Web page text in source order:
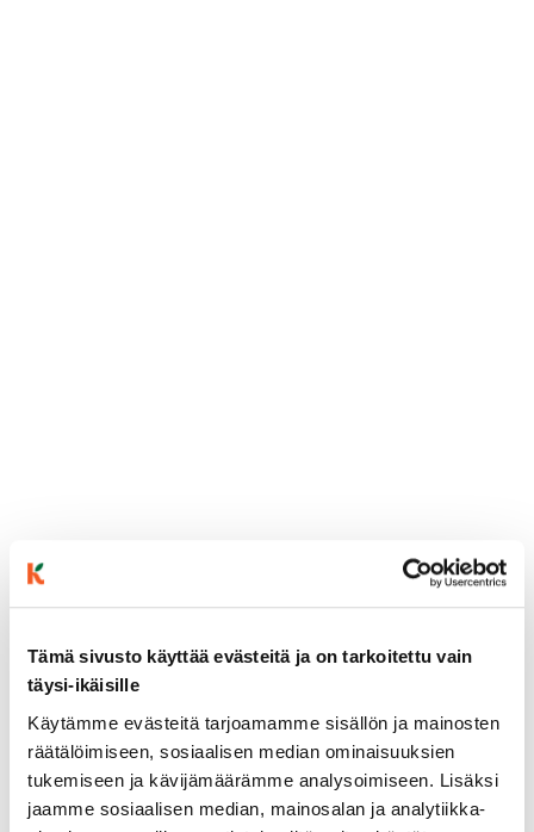
Tämä sivusto käyttää evästeitä ja on tarkoitettu vain
täysi-ikäisille
Käytämme evästeitä tarjoamamme sisällön ja mainosten
räätälöimiseen, sosiaalisen median ominaisuuksien
tukemiseen ja kävijämäärämme analysoimiseen. Lisäksi
jaamme sosiaalisen median, mainosalan ja analytiikka-
valmistusohje